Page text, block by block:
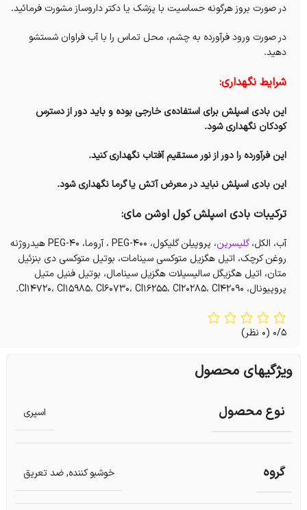
در صورت بروز هرگونه حساسیت با پزشک یا دکتر داروساز مشورت فرمائید.
در صورت ورود فرآورده به چشم، محل تماس را با آب فراوان شستشو
دهید.
شرایط نگهداری:
این بادی اسپلش برای استفاده‌ی خارجی بوده و باید دور از دسترس
کودکان نگهداری شود.
این فرآورده را دور از نور مستقیم آفتاب نگهداری کنید.
این بادی اسپلش نباید در معرض آتش یا گرما نگهداری شود.
ترکیبات بادی اسپلش‌ کول اوشن مای:
آب، الکل،گلیسرین
، پروپیلن گلیکول، ۴۰۰-PEG ، آروما، ۴۰-PEG هیدروژنه
روغن کرچک، اتیل هگزیل متوکسی سینامات، بوتیل متوکسی دی بنزئیل
متان، اتیل هگزیگل سالیسیلات هگزیل سینامال، بوتیل فنیل متیل
پروپیونال، CI۱۴۷۲۰، CI۱۵۹۸۵، CI۶۰۷۳۰، CI۱۶۲۵۵، CI۲۰۲۸۵، CI۴۲۰۹۰.
0/5 (0 نظر)
ویژگیهای محصول
نوع محصول اسپری
گروه خوشبو کننده,ضد تعریق